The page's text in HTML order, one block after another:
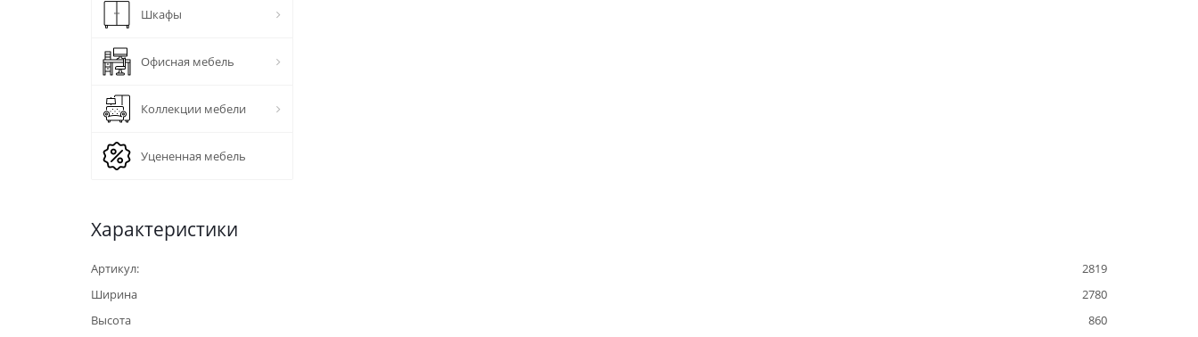
Шкафы
Офисная мебель
Коллекции мебели
Уцененная мебель
Характеристики
Артикул:
2819
Ширина
2780
Высота
860